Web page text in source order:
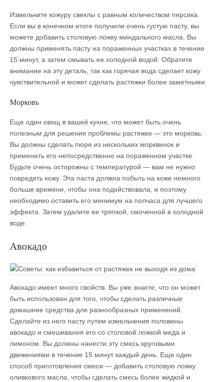
Измельчите кожуру свеклы с равным количеством персика.
Если вы в конечном итоге получили очень густую пасту, вы
можете добавить столовую ложку миндального масла. Вы
должны применять пасту на пораженных участках в течение
15 минут, а затем смывать ее холодной водой. Обратите
внимание на эту деталь, так как горячая вода сделает кожу
чувствительной и может сделать растяжки более заметными.
Морковь
Еще один овощ в вашей кухне, что может быть очень
полезным для решения проблемы растяжек — это морковь.
Вы должны сделать пюре из нескольких морквинок и
применить его непосредственно на пораженном участке.
Будьте очень осторожны с температурой — вам не нужно
повредить кожу. Эта паста должна побыть на коже немного
больше времени, чтобы она подействовала, и поэтому
необходимо оставить его минимум на полчаса для лучшего
эффекта. Затем удалите ее тряпкой, смоченной в холодной
воде.
Авокадо
Авокадо имеет много свойств. Вы уже знаете, что он может
быть использован для того, чтобы сделать различные
домашние средства для разнообразных применений.
Сделайте из него пасту путем измельчения половины
авокадо и смешивания его со столовой ложкой меда и
лимоном. Вы должны нанести эту смесь круговыми
движениями в течение 15 минут каждый день. Еще один
способ приготовления смеси — добавить столовую ложку
оливкового масла, чтобы сделать смесь более жидкой и